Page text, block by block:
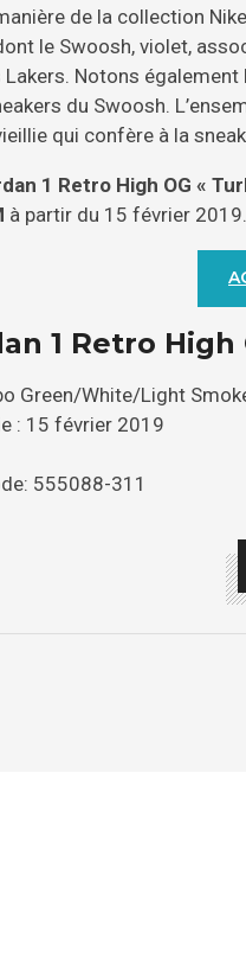
de la collection
le Swoosh, violet,
Notons également
du Swoosh.
qui confère à la
1 Retro High OG «
à partir du 15 février 2019.
1 Retro High
Green/White/Light
: 15 février 2019
555088-311